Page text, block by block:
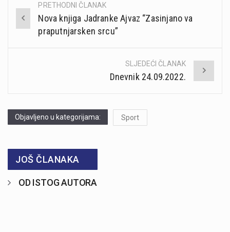
Post
navigation
PRETHODNI ČLANAK
Nova knjiga Jadranke Ajvaz “Zasinjano va
praputnjarsken srcu”
SLJEDEĆI ČLANAK
Dnevnik 24.09.2022.
Objavljeno u kategorijama: Sport
JOŠ ČLANAKA
OD ISTOG AUTORA